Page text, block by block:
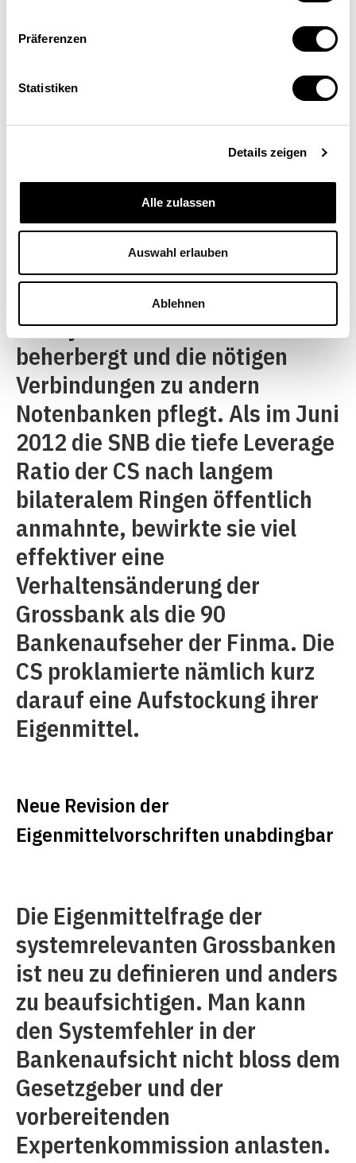
Präferenzen
Statistiken
Details zeigen
Alle zulassen
Auswahl erlauben
Ablehnen
Finma und SNB mangels klarer
gesetzlicher Klarheit durch ein
Memorandum of Understanding
geregelt. Ein solches Konstrukt
in einer so wichtigen und
hochpolitischen Frage ist ein
gesetzgeberisches Unding und
muss geklärt werden. Es ist die
SNB, welche die
Fachkompetenz zur Beurteilung
der Systemstabilität
beherbergt und die nötigen
Verbindungen zu andern
Notenbanken pflegt. Als im Juni
2012 die SNB die tiefe Leverage
Ratio der CS nach langem
bilateralem Ringen öffentlich
anmahnte, bewirkte sie viel
effektiver eine
Verhaltensänderung der
Grossbank als die 90
Bankenaufseher der Finma. Die
CS proklamierte nämlich kurz
darauf eine Aufstockung ihrer
Eigenmittel.
Neue Revision der
Eigenmittelvorschriften unabdingbar
Die Eigenmittelfrage der
systemrelevanten Grossbanken
ist neu zu definieren und anders
zu beaufsichtigen. Man kann
den Systemfehler in der
Bankenaufsicht nicht bloss dem
Gesetzgeber und der
vorbereitenden
Expertenkommission anlasten.